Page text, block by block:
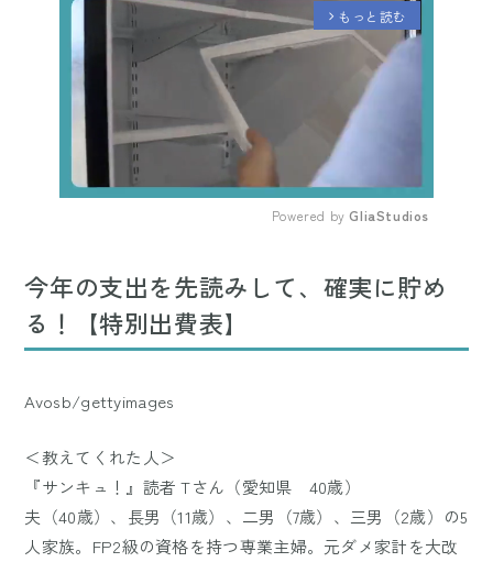
arrow_forward_ios もっと読む
Powered by GliaStudios
今年の支出を先読みして、確実に貯め
る！【特別出費表】
Avosb/gettyimages
＜教えてくれた人＞
『サンキュ！』読者 Tさん（愛知県 40歳）
夫（40歳）、長男（11歳）、二男（7歳）、三男（2歳）の5
人家族。FP2級の資格を持つ専業主婦。元ダメ家計を大改